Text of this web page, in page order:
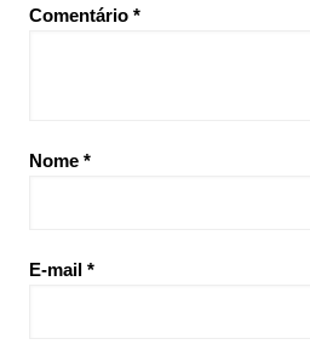
Comentário *
Nome *
E-mail *